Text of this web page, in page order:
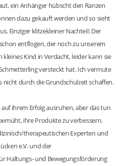
ein Anhänger hübscht den Ranzen
dazu gekauft werden und so sieht
Einziger klitzekleiner Nachteil: Der
entflogen, der noch zu unserem
Kind in Verdacht, leider kann sie
versteckt hat. Ich vermute
nicht durch die Grundschulzeit schaffen.
ihrem Erfolg ausruhen, aber das tun
ihre Produkte zu verbessern.
therapeutischen Experten und
e.V. und der
Haltungs- und Bewegungsförderung